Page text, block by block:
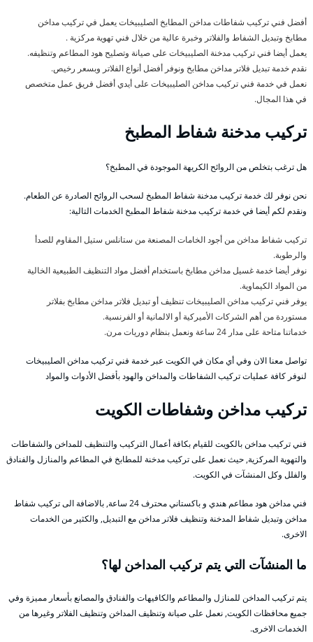
أفضل فني تركيب شفاطات مداخن المطابخ الصليبيخات يعمل في تركيب مداخن
مطابخ وتبديل الشفاط والفلاتر وخبرة عالية من خلال فني تهوية مركزية .
يعمل أيضا فني تركيب مدخنة الصليبيخات على صيانة وتصليح هود المطاعم وتنظيفه.
نقدم خدمة تبديل فلاتر مداخن مطابخ ونوفر أفضل أنواع الفلاتر وبسعر رخيص.
نعمل في خدمة فني تركيب مداخن الصليبيخات على أيدي أفضل فريق عمل متخصص
في هذا المجال.
تركيب مدخنة شفاط المطبخ
هل ترغب بتخلص من الروائح الكريهة الموجودة في المطبخ؟
نحن نوفر لك خدمة تركيب مدخنة شفاط المطبخ لسحب الروائح الصادرة عن الطعام.
ونقدم لكم أيضا في خدمة تركيب مدخنة شفاط المطبخ الخدمات التالية:
تركيب شفاط مداخن من أجود الخامات المصنعة من ستانلس ستيل المقاوم للصدأ
والرطوبة.
نوفر أيضا خدمة غسيل مداخن مطابخ باستخدام أفضل مواد التنظيف الطبيعية الخالية
من المواد الكيماوية.
يوفر فني تركيب مداخن الصليبيخات تنظيف أو تبديل فلاتر مداخن مطابخ بفلاتر
مستوردة من أهم الشركات الأميركية أو الالمانية أو الفرنسية.
خدماتنا متاحة على مدار 24 ساعة ونعمل بنظام دوريات مرن.
تواصل معنا الان وفي أي مكان في الكويت عبر خدمة فني تركيب مداخن الصليبيخات
لنوفر كافة عمليات تركيب الشفاطات والمداخن والهود بأفضل الأدوات والمواد
تركيب مداخن وشفاطات الكويت
فني تركيب مداخن بالكويت للقيام بكافة أعمال التركيب والتنظيف للمداخن والشفاطات
والتهوية المركزية, حيث نعمل على تركيب مدخنة للمطابخ في المطاعم والمنازل والفنادق
والفلل وكل المنشآت في الكويت.
فني مداخن هود مطاعم هندي و باكستاني محترف 24 ساعة, بالاضافة الى تركيب شفاط
مداخن وتبديل شفاط المدخنة وتنظيف فلاتر مداخن مع التبديل, والكثير من الخدمات
الاخرى.
ما المنشآت التي يتم تركيب المداخن لها؟
يتم تركيب المداخن للمنازل والمطاعم والكافيهات والفنادق والمصانع بأسعار مميزة وفي
جميع محافظات الكويت, نعمل على صيانة وتنظيف المداخن وتنظيف الفلاتر وغيرها من
الخدمات الاخرى.